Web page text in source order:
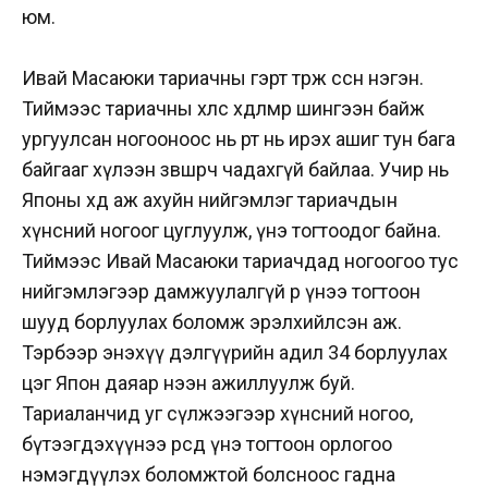
юм.
Ивай Масаюки тариачны гэрт төрж өссөн нэгэн.
Тиймээс тариачны хөлс хөдөлмөрөө шингээн байж
ургуулсан ногооноос нь өөрт нь ирэх ашиг тун бага
байгааг хүлээн зөвшөөрч чадахгүй байлаа. Учир нь
Японы хөдөө аж ахуйн нийгэмлэг тариачдын
хүнсний ногоог цуглуулж, үнэ тогтоодог байна.
Тиймээс Ивай Масаюки тариачдад ногоогоо тус
нийгэмлэгээр дамжуулалгүй өөрөө үнээ тогтоон
шууд борлуулах боломж эрэлхийлсэн аж.
Тэрбээр энэхүү дэлгүүрийн адил 34 борлуулах
цэг Япон даяар нээн ажиллуулж буй.
Тариаланчид уг сүлжээгээр хүнсний ногоо,
бүтээгдэхүүнээ өөрсдөө үнэ тогтоон орлогоо
нэмэгдүүлэх боломжтой болсноос гадна